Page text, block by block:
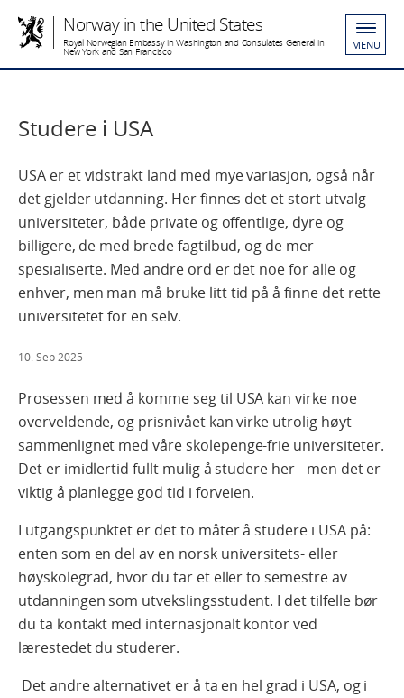
Norway in the United States
Royal Norwegian Embassy in Washington and Consulates General in
New York and San Francisco MENU
Studere i USA
USA er et vidstrakt land med mye variasjon, også når
det gjelder utdanning. Her finnes det et stort utvalg
universiteter, både private og offentlige, dyre og
billigere, de med brede fagtilbud, og de mer
spesialiserte. Med andre ord er det noe for alle og
enhver, men man må bruke litt tid på å finne det rette
universitetet for en selv.
10. Sep 2025
Prosessen med å komme seg til USA kan virke noe
overveldende, og prisnivået kan virke utrolig høyt
sammenlignet med våre skolepenge-frie universiteter.
Det er imidlertid fullt mulig å studere her - men det er
viktig å planlegge god tid i forveien.
I utgangspunktet er det to måter å studere i USA på:
enten som en del av en norsk universitets- eller
høyskolegrad, hvor du tar et eller to semestre av
utdanningen som utvekslingsstudent. I det tilfelle bør
du ta kontakt med internasjonalt kontor ved
lærestedet du studerer.
Det andre alternativet er å ta en hel grad i USA, og i